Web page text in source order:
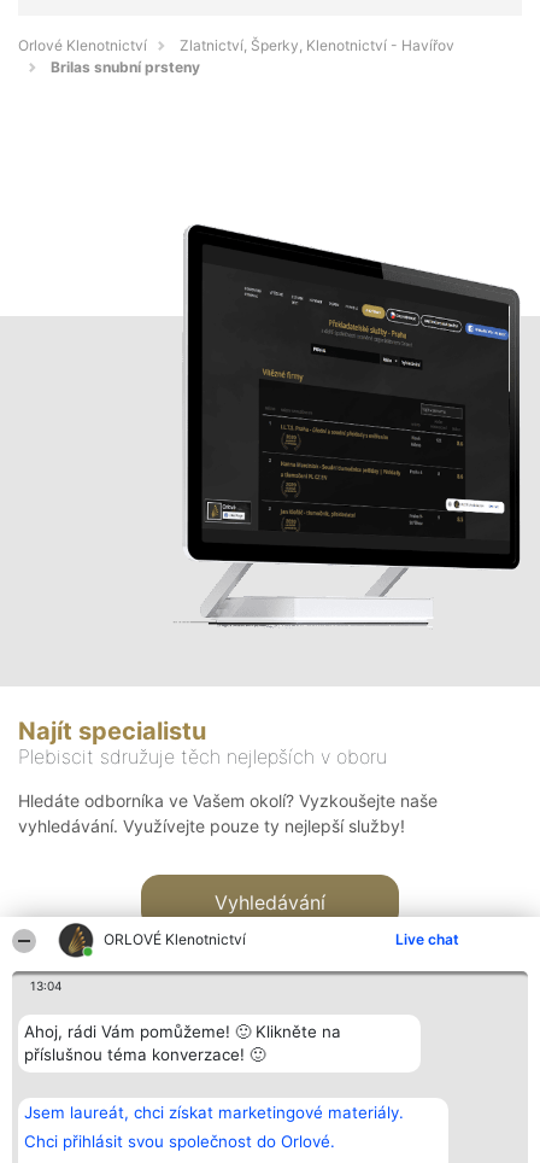
ORLOVÉ Klenotnictví Live chat
13:04
Ahoj, rádi Vám pomůžeme! 🙂 Klikněte na
příslušnou téma konverzace! 🙂
Jsem laureát, chci získat marketingové materiály.
Chci přihlásit svou společnost do Orlové.
Orlové Klenotnictví
Zlatnictví, Šperky, Klenotnictví - Havířov
Brilas snubní prsteny
Najít specialistu
Plebiscit sdružuje těch nejlepších v oboru
Hledáte odborníka ve Vašem okolí? Vyzkoušejte naše
vyhledávání. Využívejte pouze ty nejlepší služby!
Vyhledávání
Bright Side Solutions sp. z o.
o. sp. k.
ul. Ruska 22
Wrocław 50-079
Vítězové
Seznam všech
laureátů
Zásady
Kontakt